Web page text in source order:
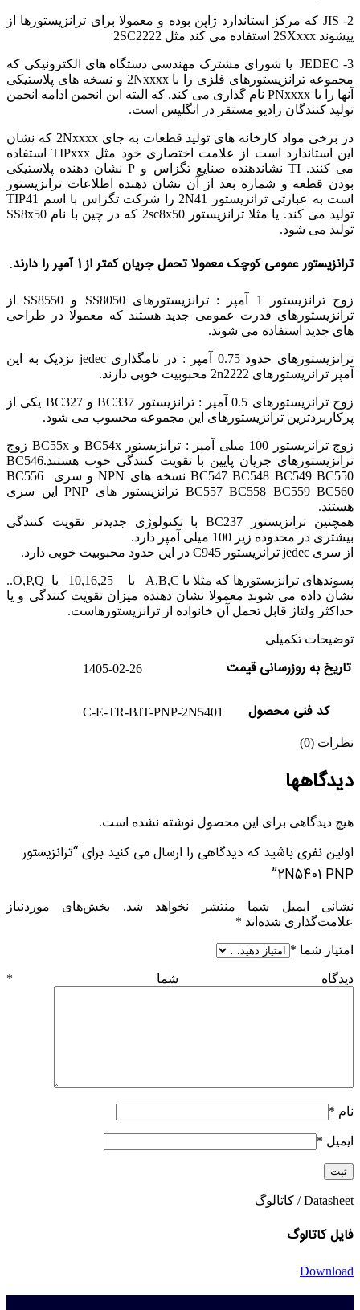
2- JIS که مرکز استاندارد ژاپن بوده و معمولا برای ترانزیستورها از
پیشوند 2SXxxx استفاده می کند مثل 2SC2222
3- JEDEC یا شورای مشترک مهندسی دستگاه های الکترونیکی که
مجموعه ترانزیستورهای فلزی را با 2Nxxxx و نسخه های پلاستیکی
آنها را با PNxxxx نام گذاری می کند. که البته این انجمن ادامه انجمن
تولید کنندگان رادیو مستقر در انگلیس است.
در برخی مواد کارخانه های تولید قطعات به جای 2Nxxxx که نشان
این استاندارد است از علامت اختصاری خود مثل TIPxxx استفاده
می کنند. TI نشاندهنده صنایع تگزاس و P نشان دهنده پلاستیکی
بودن قطعه و شماره بعد از آن نشان دهنده اطلاعات ترانزیستور
است به عبارتی ترانزیستور 2N41 را شرکت تگزاس با اسم TIP41
تولید می کند. یا مثلا ترانزیستور 2sc8x50 که در چین با نام SS8x50
تولید می شود.
ترانزیستور عمومی کوچک معمولا تحمل جریان کمتر از 1 آمپر را دارند.
زوج ترانزیستور 1 آمپر : ترانزیستورهای SS8050 و SS8550 از
ترانزیستورهای قدرت عمومی جدید هستند که معمولا در طراحی
های جدید استفاده می شوند.
ترانزیستورهای حدود 0.75 آمپر : در نامگذاری jedec نزدیک به این
آمپر ترانزیستورهای 2n2222 محبوبیت خوبی دارند.
زوج ترانزیستورهای 0.5 آمپر : ترانزیستور BC337 و BC327 یکی از
پرکاربردترین ترانزیستورهای این مجموعه محسوب می شود.
زوج ترانزیستور 100 میلی آمپر : ترانزیستور BC54x و BC55x زوج
ترانزیستورهای جریان پایین با تقویت کنندگی خوب هستند.BC546
BC547 BC548 BC549 BC550 نسخه های NPN و سری BC556
BC557 BC558 BC559 BC560 ترانزیستور های PNP این سری
هستند.
همچنین ترانزیستور BC237 با تکنولوژی جدیدتر تقویت کنندگی
بیشتری در محدوده زیر 100 میلی آمپر دارد.
از سری jedec ترانزیستور C945 در این حدود محبوبیت خوبی دارد.
پسوندهای ترانزیستورها که مثلا با A,B,C یا 10,16,25 یا O,P,Q..
نشان داده می شوند معمولا نشان دهنده میزان تقویت کنندگی و یا
حداکثر ولتاژ قابل تحمل آن خانواده از ترانزیستورهاست.
توضیحات تکمیلی
تاریخ به روزرسانی قیمت 1405-02-26
کد فنی محصول C-E-TR-BJT-PNP-2N5401
نظرات (0)
دیدگاهها
هیچ دیدگاهی برای این محصول نوشته نشده است.
اولین نفری باشید که دیدگاهی را ارسال می کنید برای “ترانزیستور
2N5401 PNP”
نشانی ایمیل شما منتشر نخواهد شد.
بخش‌های موردنیاز
علامت‌گذاری شده‌اند *
امتیاز شما *
دیدگاه شما *
نام *
ایمیل *
Datasheet / کاتالوگ
فایل کاتالوگ
Download